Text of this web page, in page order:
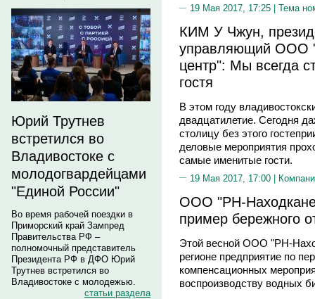
Юрий Трутнев
встретился во
Владивостоке с
молодогвардейцами
"Единой России"
Во время рабочей поездки в
Приморский край Зампред
Правительства РФ –
полномочный представитель
Президента РФ в ДФО Юрий
Трутнев встретился во
Владивостоке с молодежью.
статьи раздела
19 Мая 2017, 17:25 | Тема
КИМ У Чжун,
управляющий ООО
центр": Мы всегда
гостя
В этом году
двадцатилетие. Сегодня
столицу без этого
деловые мероприятия
самые именитые гости.
19 Мая 2017, 17:00 |
ООО "РН-
пример бережного
Этой весной ООО "РН-
регионе предприятие по
компенсационных
воспроизводству водных